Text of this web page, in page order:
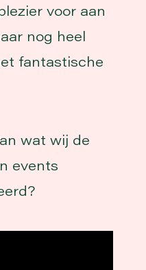
voor aan
nog heel
fantastische
wat wij de
events